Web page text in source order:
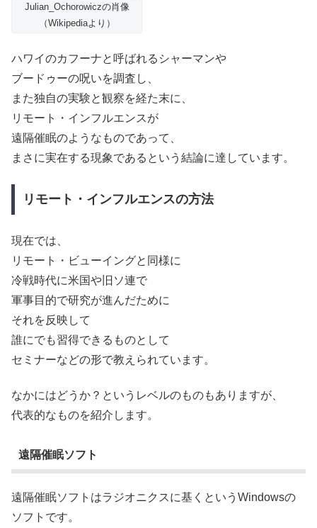
Julian_Ochorowiczの肖像
（Wikipediaより）
ハワイのカフーナと呼ばれるシャーマンや
ブードゥーの呪いを調査し、
また独自の実験と観察を経た末に、
リモート・インフルエンスが
遠隔催眠のようなものであって、
まさに実在する現象であるという結論に達しています。
リモート・インフルエンスの方法
現在では、
リモート・ビューイングと同様に
冷戦時代に米国や旧ソ連で
軍事目的で研究が進んだために
それを反映して
誰にでも習得できるものとして
セミナーなどの形で教えられています。
なかにはどうか？というレベルのものもありますが、
代表的なものを紹介します。
遠隔催眠ソフト
遠隔催眠ソフトはラジオニクスに基くというWindowsの
ソフトです。